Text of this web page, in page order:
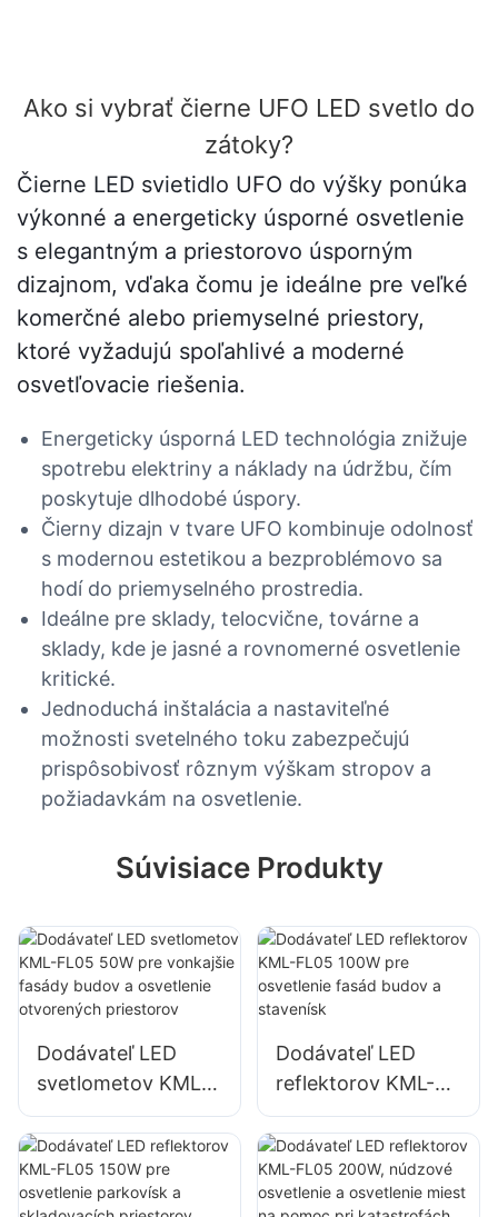
Ako si vybrať čierne UFO LED svetlo do
zátoky?
Čierne LED svietidlo UFO do výšky ponúka
výkonné a energeticky úsporné osvetlenie
s elegantným a priestorovo úsporným
dizajnom, vďaka čomu je ideálne pre veľké
komerčné alebo priemyselné priestory,
ktoré vyžadujú spoľahlivé a moderné
osvetľovacie riešenia.
Energeticky úsporná LED technológia znižuje
spotrebu elektriny a náklady na údržbu, čím
poskytuje dlhodobé úspory.
Čierny dizajn v tvare UFO kombinuje odolnosť
s modernou estetikou a bezproblémovo sa
hodí do priemyselného prostredia.
Ideálne pre sklady, telocvične, továrne a
sklady, kde je jasné a rovnomerné osvetlenie
kritické.
Jednoduchá inštalácia a nastaviteľné
možnosti svetelného toku zabezpečujú
prispôsobivosť rôznym výškam stropov a
požiadavkám na osvetlenie.
Súvisiace Produkty
Dodávateľ LED
svetlometov KML-
FL05 50W pre
vonkajšie fasády
budov a osvetlenie
otvorených
Dodávateľ LED
reflektorov KML-
FL05 100W pre
osvetlenie fasád
budov a stavenísk